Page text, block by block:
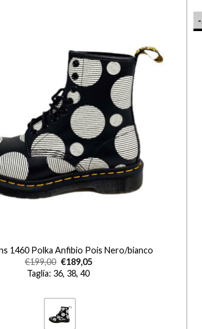
1460 Polka Anfibio Pois Nero/bianco
€199,00 €189,05
Taglia: 36, 38, 40